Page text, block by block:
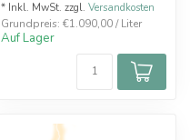
* Inkl. MwSt. zzgl. Versandkosten
Grundpreis: €1.090,00 / Liter
Auf Lager